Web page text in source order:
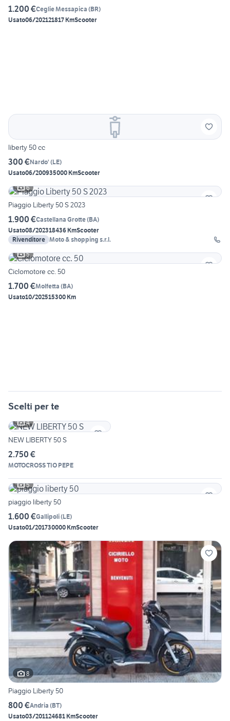
1.200 €Ceglie Messapica (BR)
Usato06/202121817 KmScooter
liberty 50 cc
300 €Nardo' (LE)
Usato06/200935000 KmScooter
6
Piaggio Liberty 50 S 2023
1.900 €Castellana Grotte(BA)
Usato08/202318436 KmScooter
Rivenditore Moto & shopping s.r.l.
5
Ciclomotore cc. 50
1.700 €Molfetta (BA)
Usato10/202515300 Km
Scelti per te
4
NEW LIBERTY 50 S
2.750 €
MOTOCROSS TIO PEPE
5
piaggio liberty 50
1.600 €Gallipoli(LE)
Usato01/201730000 KmScooter
8
Piaggio Liberty 50
800 €Andria (BT)
Usato03/201124681 KmScooter